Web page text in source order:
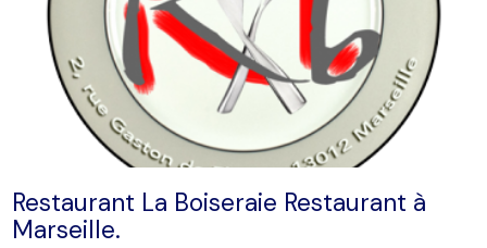
Restaurant La Boiseraie Restaurant à
Marseille.